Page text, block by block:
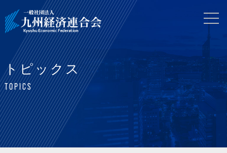
トピックス
TOPICS